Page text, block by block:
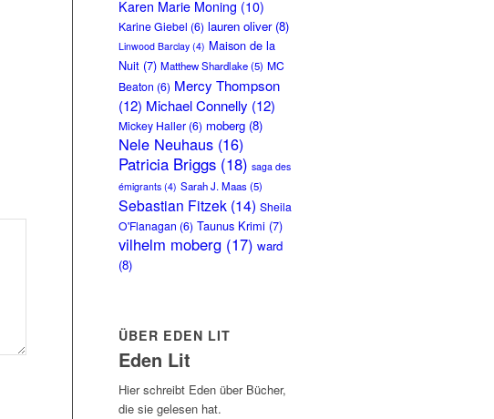
Karen Marie Moning (10)
Karine Giebel (6) lauren oliver(8)
Linwood Barclay (4) Maison de la
Nuit (7) Matthew Shardlake(5) MC
Beaton (6) Mercy Thompson
(12) Michael Connelly (12)
Mickey Haller (6) moberg (8)
Nele Neuhaus (16)
Patricia Briggs (18) saga des
émigrants (4) Sarah J. Maas(5)
Sebastian Fitzek (14) Sheila
O'Flanagan (6) Taunus Krimi (7)
vilhelm moberg (17) ward
(8)
ÜBER EDEN LIT
Eden Lit
Hier schreibt Eden über Bücher,
die sie gelesen hat.